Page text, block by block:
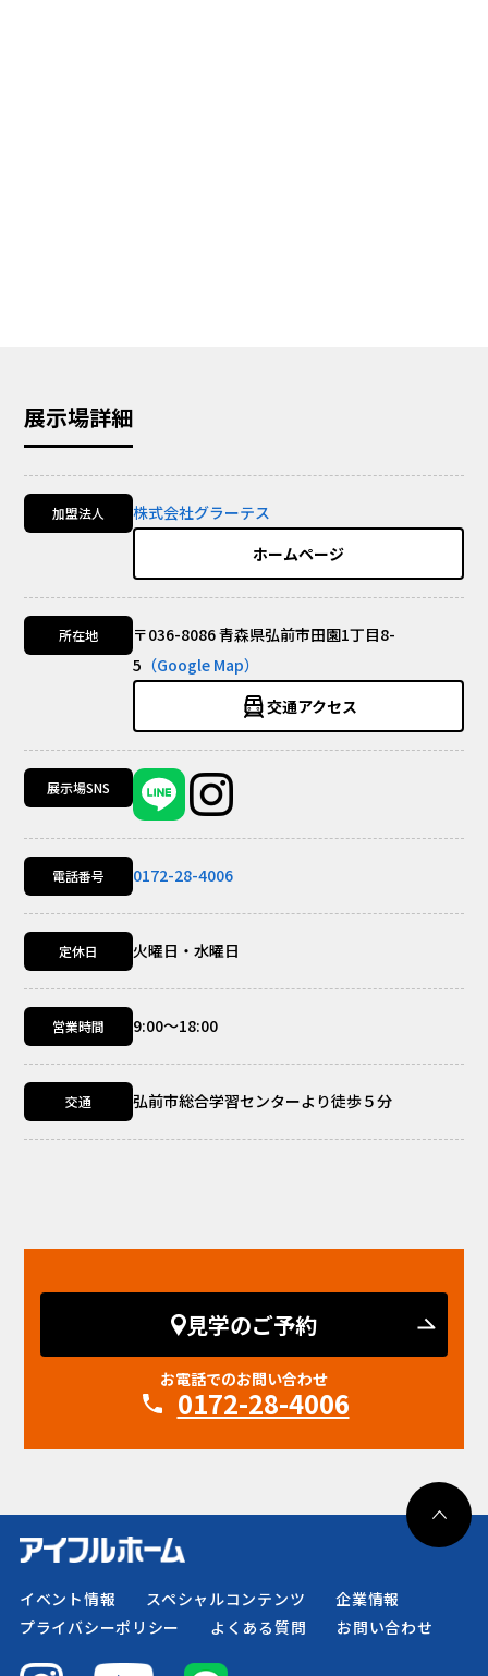
展示場詳細
加盟法人
株式会社グラーテス
ホームページ
所在地
〒036-8086 青森県弘前市田園1丁目8-
5 （Google Map）
交通アクセス
展示場SNS
電話番号 0172-28-4006
定休日 火曜日・水曜日
営業時間 9:00～18:00
交通 弘前市総合学習センターより徒歩５分
見学のご予約
お電話でのお問い合わせ
0172-28-4006
イベント情報 スペシャルコンテンツ
企業情報
プライバシーポリシー
よくある質問 お問い合わせ